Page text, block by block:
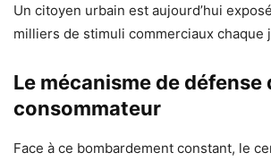
Un citoyen urbain est aujourd’hui
milliers de stimuli commerciaux chaque
Le mécanisme de défense
consommateur
Face à ce bombardement constant, le